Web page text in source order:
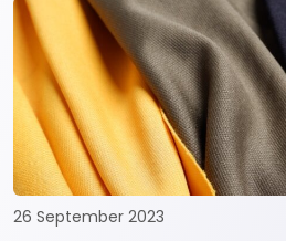
Langsung. 1. Penomoran Tidak
Langsung biasa diaplikasikan pada
Rayon dan Cotton. Satuan yang
26 September 2023